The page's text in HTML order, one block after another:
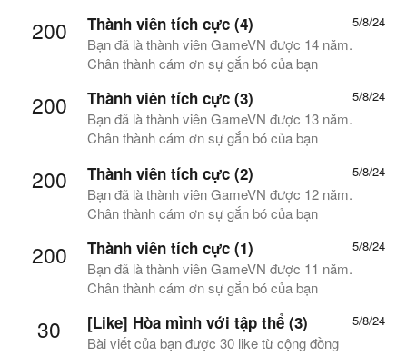
200 5/8/24
Thành viên tích cực (4)
Bạn đã là thành viên GameVN được 14 năm.
Chân thành cám ơn sự gắn bó của bạn
200 5/8/24
Thành viên tích cực (3)
Bạn đã là thành viên GameVN được 13 năm.
Chân thành cám ơn sự gắn bó của bạn
200 5/8/24
Thành viên tích cực (2)
Bạn đã là thành viên GameVN được 12 năm.
Chân thành cám ơn sự gắn bó của bạn
200 5/8/24
Thành viên tích cực (1)
Bạn đã là thành viên GameVN được 11 năm.
Chân thành cám ơn sự gắn bó của bạn
30 5/8/24
[Like] Hòa mình với tập thể (3)
Bài viết của bạn được 30 like từ cộng đồng